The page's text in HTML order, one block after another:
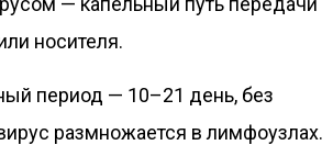
носителя.
период — 10–21 день, без
размножается в лимфоузлах.